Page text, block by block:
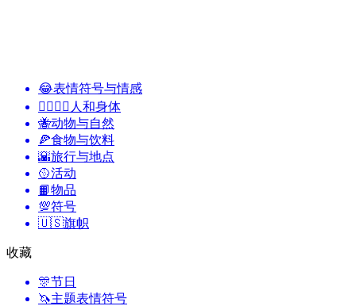
😂表情符号与情感
👩‍❤️‍💋‍👨 人和身体
🐝动物与自然
🍕食物与饮料
🌇旅行与地点
🥎活动
📙物品
💯符号
🇺🇸旗帜
收藏
🎊节日
🦄主题表情符号